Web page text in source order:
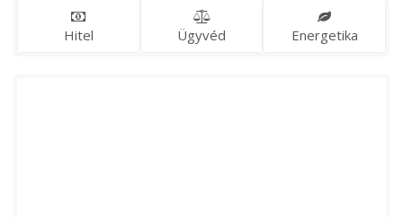
Hitel Ügyvéd Energetika